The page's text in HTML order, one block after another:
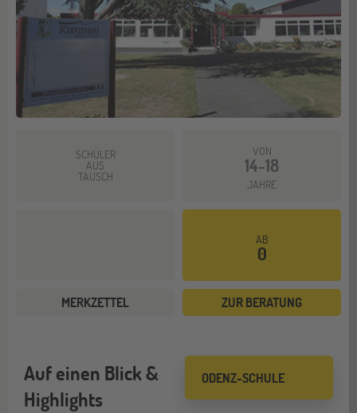
SCHÜLER
AUS
TAUSCH
VON
14-18
JAHRE
AB
0
MERKZETTEL ZUR BERATUNG
ODENZ-SCHULE
Auf einen Blick &
Highlights